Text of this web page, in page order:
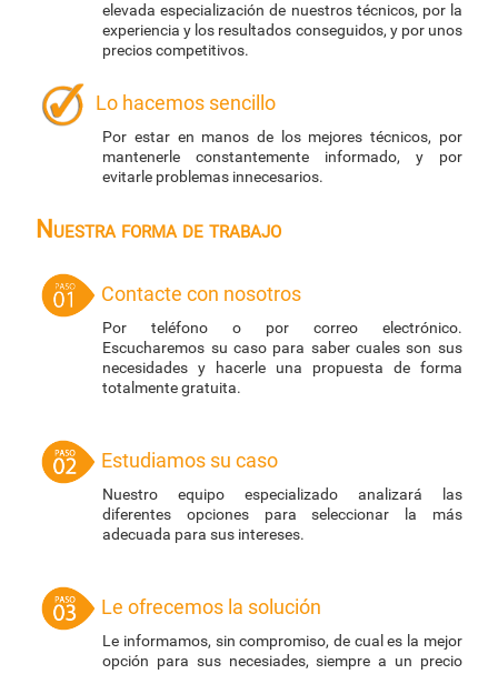
elevada especialización de nuestros técnicos, por la
experiencia y los resultados conseguidos, y por unos
precios competitivos.
Lo hacemos sencillo
Por estar en manos de los mejores técnicos, por
mantenerle constantemente informado, y por
evitarle problemas innecesarios.
Nuestra forma de trabajo
Contacte con nosotros
Por teléfono o por correo electrónico.
Escucharemos su caso para saber cuales son sus
necesidades y hacerle una propuesta de forma
totalmente gratuita.
Estudiamos su caso
Nuestro equipo especializado analizará las
diferentes opciones para seleccionar la más
adecuada para sus intereses.
Le ofrecemos la solución
Le informamos, sin compromiso, de cual es la mejor
opción para sus necesiades, siempre a un precio